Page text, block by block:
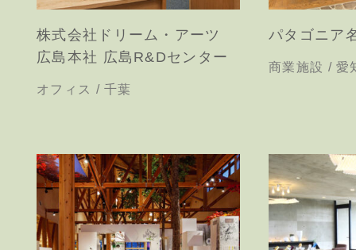
株式会社ドリーム・アーツ
広島本社 広島R&Dセンター
オフィス / 千葉
パタゴニア
商業施設 / 愛